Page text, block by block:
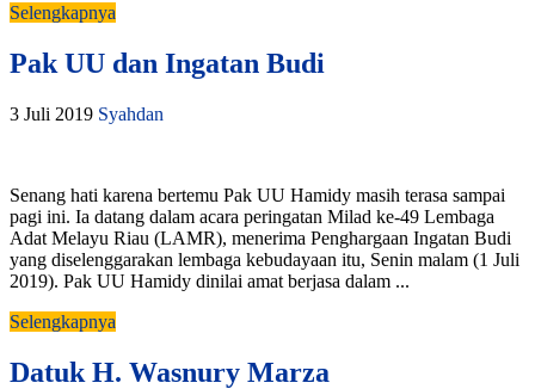
Selengkapnya
Pak UU dan Ingatan Budi
3 Juli 2019 Syahdan
Senang hati karena bertemu Pak UU Hamidy masih terasa sampai
pagi ini. Ia datang dalam acara peringatan Milad ke-49 Lembaga
Adat Melayu Riau (LAMR), menerima Penghargaan Ingatan Budi
yang diselenggarakan lembaga kebudayaan itu, Senin malam (1 Juli
2019). Pak UU Hamidy dinilai amat berjasa dalam ...
Selengkapnya
Datuk H. Wasnury Marza